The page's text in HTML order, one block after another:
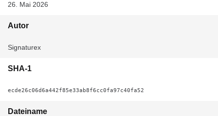
26. Mai 2026
Autor
Signaturex
SHA-1
ecde26c06d6a442f85e33ab8f6cc0fa97c40fa52
Dateiname